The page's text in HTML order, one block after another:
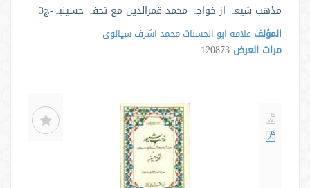
مذھب شیعہ از خواجہ محمد قمرالدین مع تحفہ حسینیہ-ج3
المؤلف علامه ابو الحسنات محمد اشرف سيالوى
مرات العرض 120873